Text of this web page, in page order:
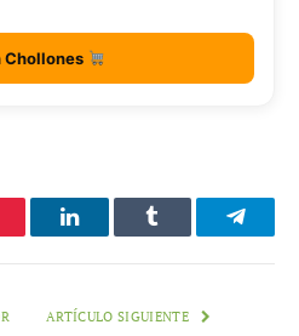
Chollones
LinkedInTumblr
ARTÍCULO SIGUIENTE